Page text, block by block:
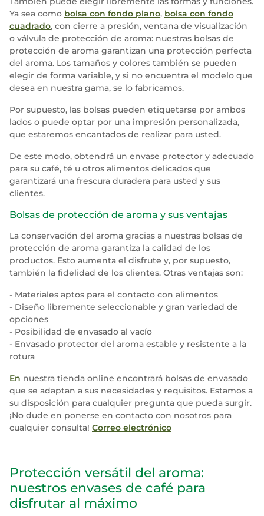
Ya sea como bolsa con fondo plano, bolsa con fondo
cuadrado, con cierre a presión, ventana de visualización
o válvula de protección de aroma: nuestras bolsas de
protección de aroma garantizan una protección perfecta
del aroma. Los tamaños y colores también se pueden
elegir de forma variable, y si no encuentra el modelo que
desea en nuestra gama, se lo fabricamos.
Por supuesto, las bolsas pueden etiquetarse por ambos
lados o puede optar por una impresión personalizada,
que estaremos encantados de realizar para usted.
De este modo, obtendrá un envase protector y adecuado
para su café, té u otros alimentos delicados que
garantizará una frescura duradera para usted y sus
clientes.
Bolsas de protección de aroma y sus ventajas
La conservación del aroma gracias a nuestras bolsas de
protección de aroma garantiza la calidad de los
productos. Esto aumenta el disfrute y, por supuesto,
también la fidelidad de los clientes. Otras ventajas son:
- Materiales aptos para el contacto con alimentos
- Diseño libremente seleccionable y gran variedad de
opciones
- Posibilidad de envasado al vacío
- Envasado protector del aroma estable y resistente a la
rotura
En nuestra tienda online encontrará bolsas de envasado
que se adaptan a sus necesidades y requisitos. Estamos a
su disposición para cualquier pregunta que pueda surgir.
¡No dude en ponerse en contacto con nosotros para
cualquier consulta! Correo electrónico
Protección versátil del aroma:
nuestros envases de café para
disfrutar al máximo